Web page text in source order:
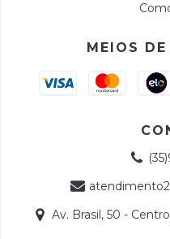
MEIOS
Av. Brasil, 50 -